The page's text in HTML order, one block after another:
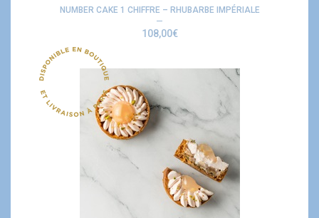
NUMBER CAKE 1 CHIFFRE – RHUBARBE IMPÉRIALE
108,00€